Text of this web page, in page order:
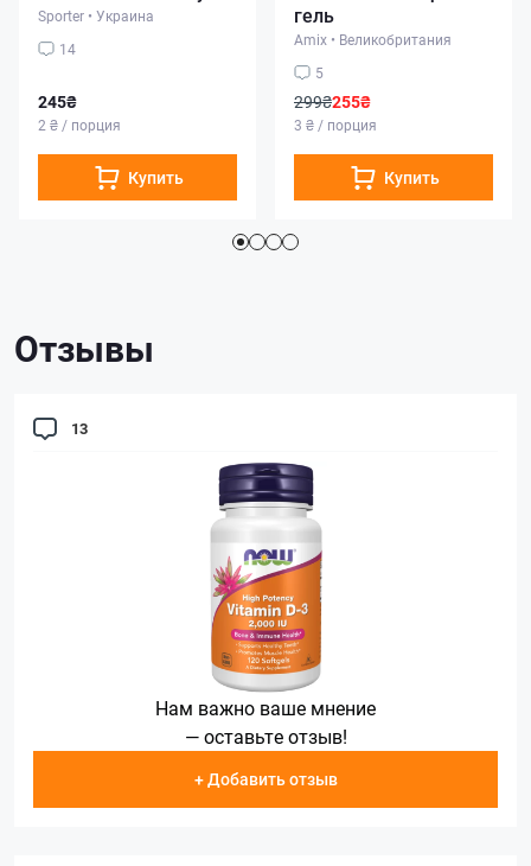
Sporter • Украина
14
245₴
2 ₴ / порция
Купить
гель
Amix • Великобритания
5
299₴255₴
3 ₴ / порция
Купить
Отзывы
13
Нам важно ваше мнение
— оставьте отзыв!
+ Добавить отзыв